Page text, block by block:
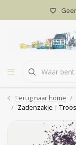
Terug naar home
Zadenzakje |